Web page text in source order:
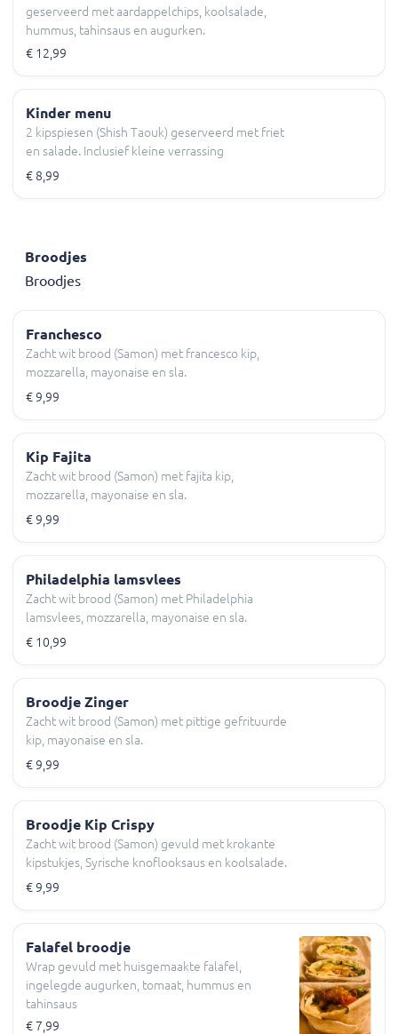
geserveerd met aardappelchips, koolsalade,
hummus, tahinsaus en augurken.
€ 12,99
Kinder menu
2 kipspiesen (Shish Taouk) geserveerd met friet
en salade. Inclusief kleine verrassing
€ 8,99
Broodjes
Broodjes
Franchesco
Zacht wit brood (Samon) met francesco kip,
mozzarella, mayonaise en sla.
€ 9,99
Kip Fajita
Zacht wit brood (Samon) met fajita kip,
mozzarella, mayonaise en sla.
€ 9,99
Philadelphia lamsvlees
Zacht wit brood (Samon) met Philadelphia
lamsvlees, mozzarella, mayonaise en sla.
€ 10,99
Broodje Zinger
Zacht wit brood (Samon) met pittige gefrituurde
kip, mayonaise en sla.
€ 9,99
Broodje Kip Crispy
Zacht wit brood (Samon) gevuld met krokante
kipstukjes, Syrische knoflooksaus en koolsalade.
€ 9,99
Falafel broodje
Wrap gevuld met huisgemaakte falafel,
ingelegde augurken, tomaat, hummus en
tahinsaus
€ 7,99